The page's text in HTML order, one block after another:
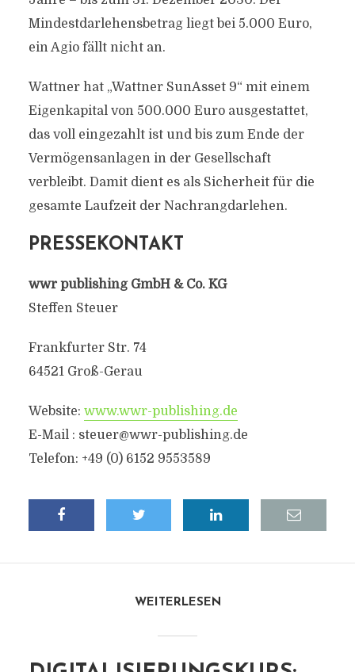
Mindestdarlehensbetrag liegt bei 5.000 Euro,
ein Agio fällt nicht an.
Wattner hat „Wattner SunAsset 9“ mit einem
Eigenkapital von 500.000 Euro ausgestattet,
das voll eingezahlt ist und bis zum Ende der
Vermögensanlagen in der Gesellschaft
verbleibt. Damit dient es als Sicherheit für die
gesamte Laufzeit der Nachrangdarlehen.
PRESSEKONTAKT
wwr publishing GmbH & Co. KG
Steffen Steuer
Frankfurter Str. 74
64521 Groß-Gerau
Website: www.wwr-publishing.de
E-Mail : steuer@wwr-publishing.de
Telefon: +49 (0) 6152 9553589
WEITERLESEN